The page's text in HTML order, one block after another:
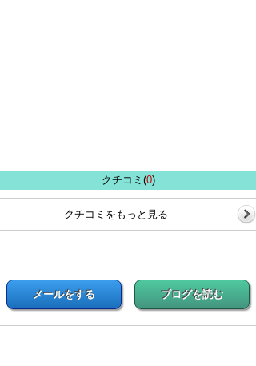
クチコミ(0)
クチコミをもっと見る
メールをする ブログを読む